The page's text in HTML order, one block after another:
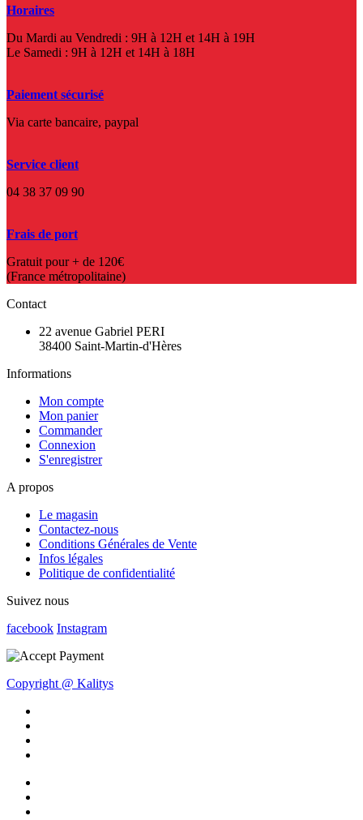
Horaires
Du Mardi au Vendredi : 9H à 12H et 14H à 19H
Le Samedi : 9H à 12H et 14H à 18H
Paiement sécurisé
Via carte bancaire, paypal
Service client
04 38 37 09 90
Frais de port
Gratuit pour + de 120€
(France métropolitaine)
Contact
22 avenue Gabriel PERI
38400 Saint-Martin-d'Hères
Informations
Mon compte
Mon panier
Commander
Connexion
S'enregistrer
A propos
Le magasin
Contactez-nous
Conditions Générales de Vente
Infos légales
Politique de confidentialité
Suivez nous
facebook Instagram
Copyright @ Kalitys